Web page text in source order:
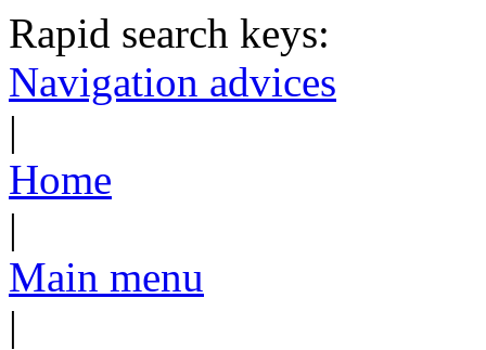
Rapid search keys:
Navigation advices
|
Home
|
Main menu
|